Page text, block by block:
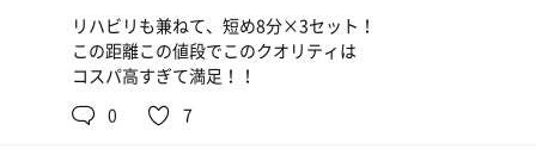
巣鴨湯の10分って、他のサウナの15分くらいの
パワーあるよね🙃
リハビリも兼ねて、短め8分×3セット！
この距離この値段でこのクオリティは
コスパ高すぎて満足！！
0
7